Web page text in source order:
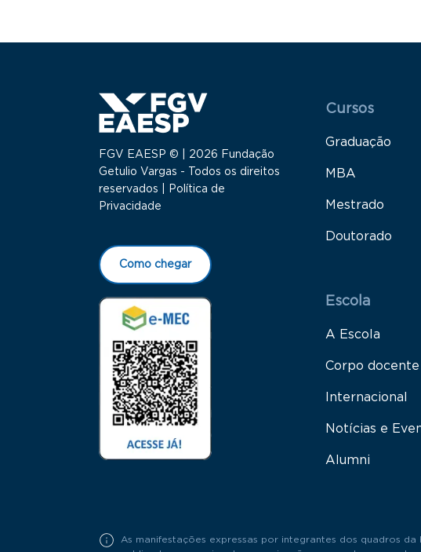
FGV EAESP © | 2026 Fundação
Getulio Vargas - Todos os direitos
reservados |
Política de
Privacidade
Como chegar
Menu Rodapé
Cursos
Graduação
MBA
Mestrado
Doutorado
Escola
A Escola
Corpo docente
Internacional
Notícias e
Alumni
As manifestações expressas por integrantes dos quadros